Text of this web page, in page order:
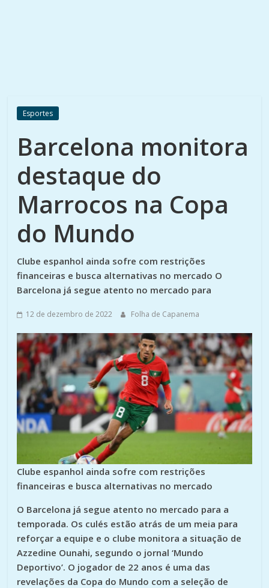
Esportes
Barcelona monitora
destaque do
Marrocos na Copa
do Mundo
Clube espanhol ainda sofre com restrições
financeiras e busca alternativas no mercado O
Barcelona já segue atento no mercado para
12 de dezembro de 2022 Folha de Capanema
Clube espanhol ainda sofre com restrições
financeiras e busca alternativas no mercado
O Barcelona já segue atento no mercado para a
temporada. Os culés estão atrás de um meia para
reforçar a equipe e o clube monitora a situação de
Azzedine Ounahi, segundo o jornal ‘Mundo
Deportivo’. O jogador de 22 anos é uma das
revelações da Copa do Mundo com a seleção de